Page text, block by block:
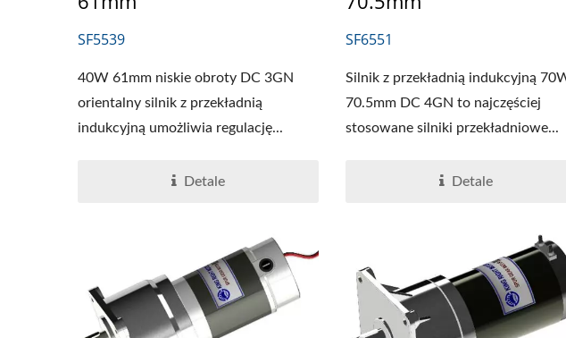
SF5539
40W 61mm niskie obroty DC 3GN
orientalny silnik z przekładnią
indukcyjną umożliwia regulację...
Detale
SF6551
Silnik z przekładnią indukcyjną
70.5mm DC 4GN to najczęściej
stosowane silniki przekładniowe...
Detale